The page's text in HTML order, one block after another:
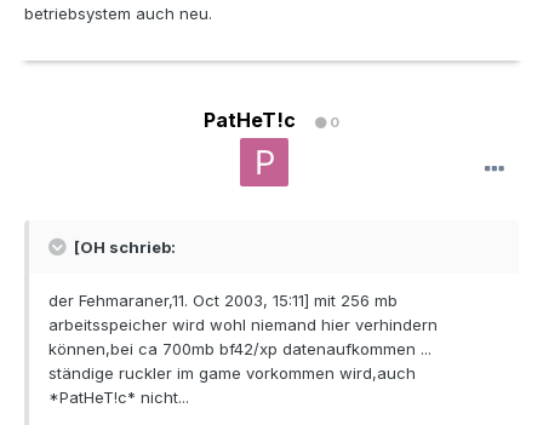
betriebsystem auch neu.
PatHeT!c 0
[OH schrieb:
der Fehmaraner,11. Oct 2003, 15:11] mit 256 mb
arbeitsspeicher wird wohl niemand hier verhindern
können,bei ca 700mb bf42/xp datenaufkommen ...
ständige ruckler im game vorkommen wird,auch
*PatHeT!c* nicht...